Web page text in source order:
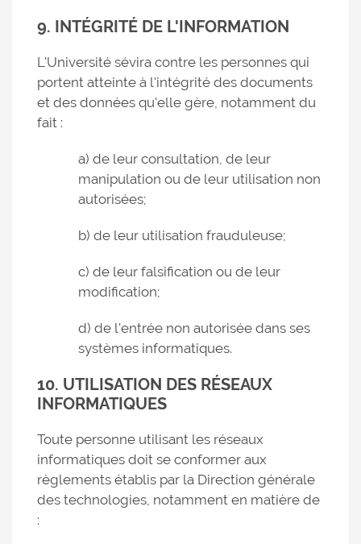
9. INTÉGRITÉ DE L'INFORMATION
L'Université sévira contre les personnes qui
portent atteinte à l'intégrité des documents
et des données qu'elle gère, notamment du
fait :
a) de leur consultation, de leur
manipulation ou de leur utilisation non
autorisées;
b) de leur utilisation frauduleuse;
c) de leur falsification ou de leur
modification;
d) de l'entrée non autorisée dans ses
systèmes informatiques.
10. UTILISATION DES RÉSEAUX
INFORMATIQUES
Toute personne utilisant les réseaux
informatiques doit se conformer aux
règlements établis par la Direction générale
des technologies, notamment en matière de
: